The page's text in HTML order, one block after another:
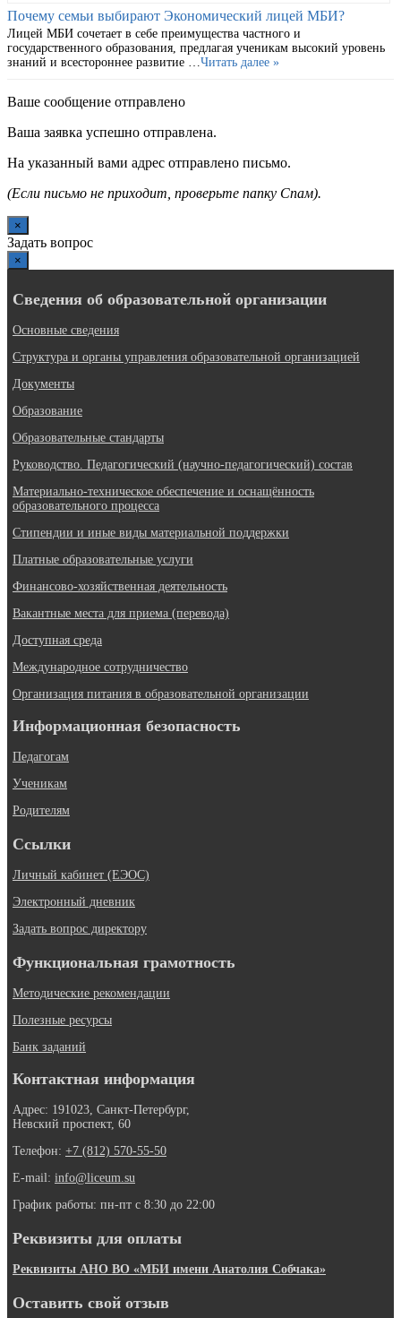
Почему семьи выбирают Экономический лицей МБИ?
Лицей МБИ сочетает в себе преимущества частного и
государственного образования, предлагая ученикам высокий уровень
знаний и всестороннее развитие … Читать далее »
Ваше сообщение отправлено
Ваша заявка успешно отправлена.
На указанный вами адрес отправлено письмо.
(Если письмо не приходит, проверьте папку Спам).
×
Задать вопрос
×
Сведения об образовательной организации
Основные сведения
Структура и органы управления образовательной организацией
Документы
Образование
Образовательные стандарты
Руководство. Педагогический (научно-педагогический) состав
Материально-техническое обеспечение и оснащённость
образовательного процесса
Стипендии и иные виды материальной поддержки
Платные образовательные услуги
Финансово-хозяйственная деятельность
Вакантные места для приема (перевода)
Доступная среда
Международное сотрудничество
Организация питания в образовательной организации
Информационная безопасность
Педагогам
Ученикам
Родителям
Ссылки
Личный кабинет (ЕЭОС)
Электронный дневник
Задать вопрос директору
Функциональная грамотность
Методические рекомендации
Полезные ресурсы
Банк заданий
Контактная информация
Адрес: 191023, Санкт-Петербург,
Невский проспект, 60
Телефон: +7 (812) 570-55-50
E-mail: info@liceum.su
График работы: пн-пт с 8:30 до 22:00
Реквизиты для оплаты
Реквизиты АНО ВО «МБИ имени Анатолия Собчака»
Оставить свой отзыв